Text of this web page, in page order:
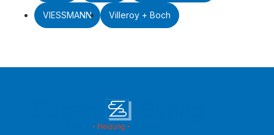
VIESSMANN Villeroy + Boch